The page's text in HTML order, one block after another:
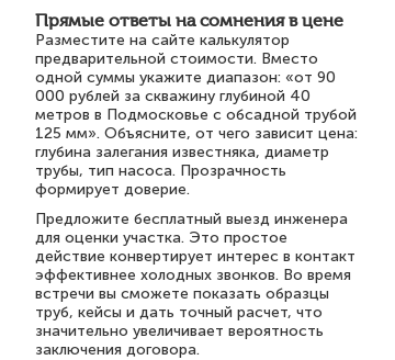
Прямые ответы на сомнения в цене
Разместите на сайте калькулятор
предварительной стоимости. Вместо
одной суммы укажите диапазон: «от 90
000 рублей за скважину глубиной 40
метров в Подмосковье с обсадной трубой
125 мм». Объясните, от чего зависит цена:
глубина залегания известняка, диаметр
трубы, тип насоса. Прозрачность
формирует доверие.
Предложите бесплатный выезд инженера
для оценки участка. Это простое
действие конвертирует интерес в контакт
эффективнее холодных звонков. Во время
встречи вы сможете показать образцы
труб, кейсы и дать точный расчет, что
значительно увеличивает вероятность
заключения договора.